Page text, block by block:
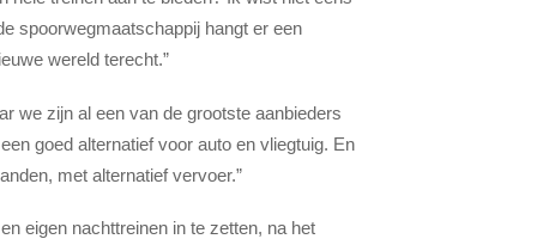
spoorwegmaatschappij hangt er een
wereld terecht.”
we zijn al een van de grootste aanbieders
goed alternatief voor auto en vliegtuig. En
met alternatief vervoer.”
eigen nachttreinen in te zetten, na het